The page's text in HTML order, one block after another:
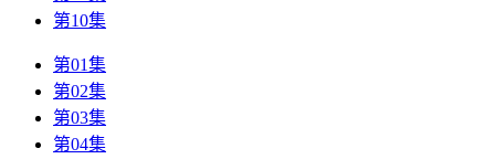
第10集
第01集
第02集
第03集
第04集